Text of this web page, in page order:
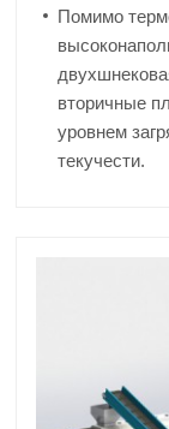
Помимо
вторичные
уровнем
текучести.